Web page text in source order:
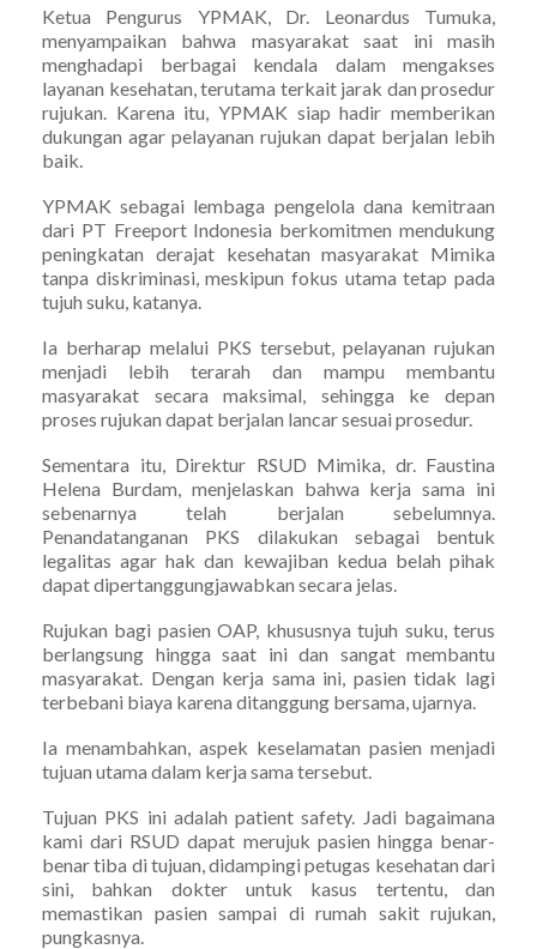
Ketua Pengurus YPMAK, Dr. Leonardus Tumuka,
menyampaikan bahwa masyarakat saat ini masih
menghadapi berbagai kendala dalam mengakses
layanan kesehatan, terutama terkait jarak dan prosedur
rujukan. Karena itu, YPMAK siap hadir memberikan
dukungan agar pelayanan rujukan dapat berjalan lebih
baik.
YPMAK sebagai lembaga pengelola dana kemitraan
dari PT Freeport Indonesia berkomitmen mendukung
peningkatan derajat kesehatan masyarakat Mimika
tanpa diskriminasi, meskipun fokus utama tetap pada
tujuh suku, katanya.
Ia berharap melalui PKS tersebut, pelayanan rujukan
menjadi lebih terarah dan mampu membantu
masyarakat secara maksimal, sehingga ke depan
proses rujukan dapat berjalan lancar sesuai prosedur.
Sementara itu, Direktur RSUD Mimika, dr. Faustina
Helena Burdam, menjelaskan bahwa kerja sama ini
sebenarnya telah berjalan sebelumnya.
Penandatanganan PKS dilakukan sebagai bentuk
legalitas agar hak dan kewajiban kedua belah pihak
dapat dipertanggungjawabkan secara jelas.
Rujukan bagi pasien OAP, khususnya tujuh suku, terus
berlangsung hingga saat ini dan sangat membantu
masyarakat. Dengan kerja sama ini, pasien tidak lagi
terbebani biaya karena ditanggung bersama, ujarnya.
Ia menambahkan, aspek keselamatan pasien menjadi
tujuan utama dalam kerja sama tersebut.
Tujuan PKS ini adalah patient safety. Jadi bagaimana
kami dari RSUD dapat merujuk pasien hingga benar-
benar tiba di tujuan, didampingi petugas kesehatan dari
sini, bahkan dokter untuk kasus tertentu, dan
memastikan pasien sampai di rumah sakit rujukan,
pungkasnya.